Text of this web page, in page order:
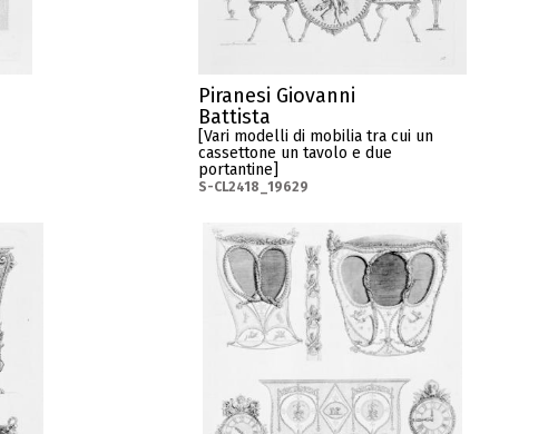
Piranesi Giovanni
Battista
[Vari modelli di mobilia tra cui un
cassettone un tavolo e due
portantine]
S-CL2418_19629